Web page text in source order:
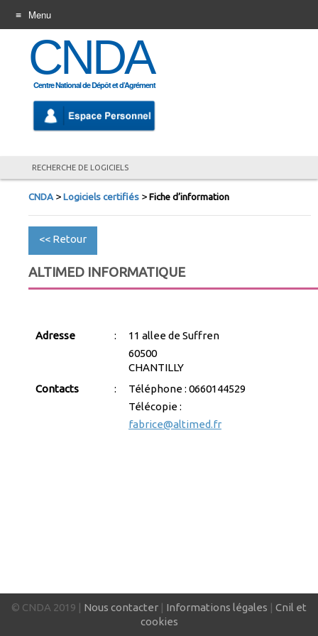
Menu
CONTENU
CNDA
Centre National de Dépôt et d’Agrément
RECHERCHE DE LOGICIELS
CNDA > Logiciels certifiés > Fiche d’information
<< Retour
ALTIMED INFORMATIQUE
Adresse :
11 allee de Suffren
60500
CHANTILLY
Contacts
:
Téléphone : 0660144529
Télécopie :
fabrice@altimed.fr
© CNDA 2019 | Nous contacter Informations légales
Cnil et
cookies